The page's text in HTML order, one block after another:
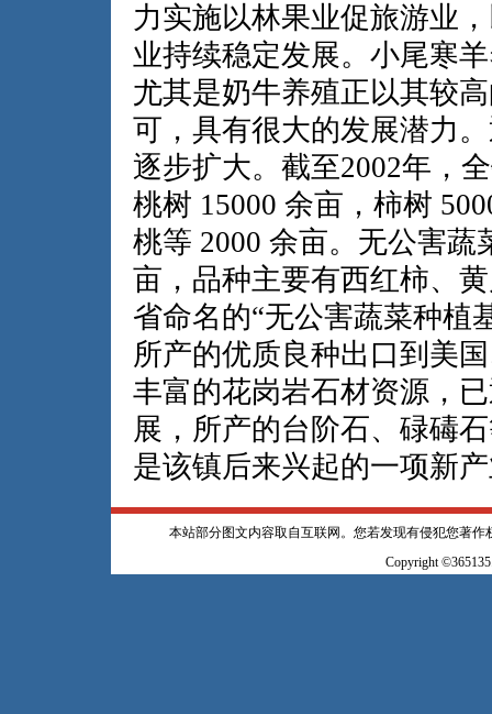
力实施以林果业促旅游业
业持续稳定发展。小尾寒
尤其是奶牛养殖正以其较
可，具有很大的发展潜力
逐步扩大。截至2002年，
桃树 15000 余亩，柿树
桃等 2000 余亩。无公害蔬
亩，品种主要有西红柿、
省命名的“无公害蔬菜种植
所产的优质良种出口到美
丰富的花岗岩石材资源，
展，所产的台阶石、碌碡
是该镇后来兴起的一项新
本站部分图文内容取自互联网。您若发现有侵犯您著
Copyright